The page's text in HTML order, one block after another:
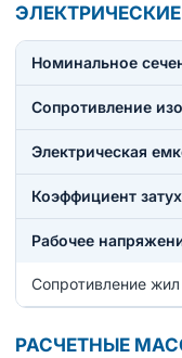
Номинальное
Сопротивление
Электрическая
Коэффициент
Рабочее
Сопротивление
РАСЧЕТНЫЕ